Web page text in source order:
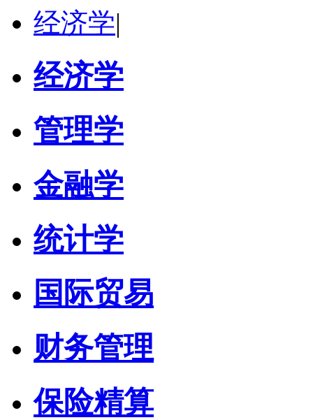
经济学|
经济学
管理学
金融学
统计学
国际贸易
财务管理
保险精算